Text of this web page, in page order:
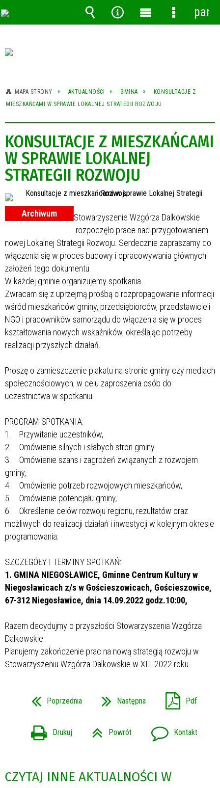
MAPA STRONY AKTUALNOŚCI GMINA
KONSULTACJE Z
MIESZKAŃCAMI W SPRAWIE LOKALNEJ STRATEGII ROZWOJU
KONSULTACJE Z MIESZKAŃCAMI
W SPRAWIE LOKALNEJ
STRATEGII ROZWOJU
Archiwum
Stowarzyszenie Wzgórza Dalkowskie
rozpoczęło prace nad przygotowaniem
nowej Lokalnej Strategii Rozwoju. Serdecznie zapraszamy do
włączenia się w proces budowy i opracowywania głównych
założeń tego dokumentu.
W każdej gminie organizujemy spotkania.
Zwracam się z uprzejmą prośbą o rozpropagowanie informacji
wśród mieszkańców gminy, przedsiębiorców, przedstawicieli
NGO i pracowników samorządu do włączenia się w proces
kształtowania nowych wskaźników, określając potrzeby
realizacji przyszłych działań.
Proszę o zamieszczenie plakatu na stronie gminy czy mediach
społecznościowych, w celu zaproszenia osób do
uczestnictwa w spotkaniu.
PROGRAM SPOTKANIA:
1. Przywitanie uczestników,
2. Omówienie silnych i słabych stron gminy
3. Omówienie szans i zagrożeń związanych z rozwojem
gminy,
4. Omówienie potrzeb rozwojowych mieszkańców,
5. Omówienie potencjału gminy,
6. Określenie celów rozwoju regionu, rezultatów oraz
możliwych do realizacji działań i inwestycji w kolejnym okresie
programowania.
SZCZEGÓŁY I TERMINY SPOTKAŃ:
1. GMINA NIEGOSŁAWICE, Gminne Centrum Kultury w
Niegosławicach z/s w Gościeszowicach, Gościeszowice,
67-312 Niegosławice, dnia 14.09.2022 godz.10:00,
Razem decydujmy o przyszłości Stowarzyszenia Wzgórza
Dalkowskie.
Planujemy zakończenie prac na nową strategią rozwoju w
Stowarzyszeniu Wzgórza Dalkowskie w XII. 2022 roku.
Poprzednia Następna Pdf
Drukuj Powrót Kontakt
CZYTAJ INNE AKTUALNOŚCI W
Wyszukiwarka
Narzędzia
MenuMenu